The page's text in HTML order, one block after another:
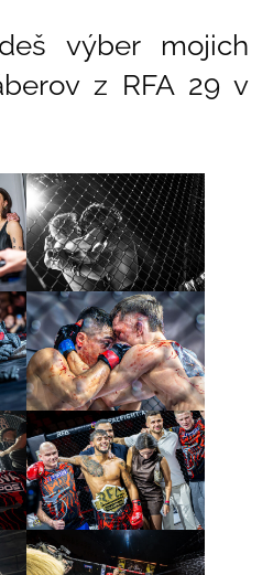
výber mojich
z RFA 29 v